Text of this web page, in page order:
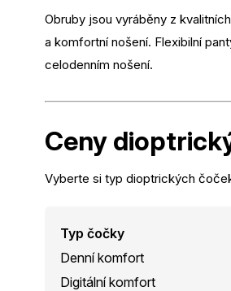
Obruby jsou vyráběny z
a komfortní nošení. Flexibilní
celodenním nošení.
Ceny
Vyberte si typ dioptrických
Typ čočky
Denní komfort
Digitální komfort